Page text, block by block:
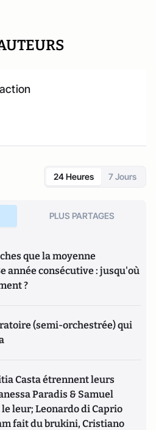
24 Heures 7 Jours
PLUS PARTAGES
que la moyenne
année consécutive : jusqu'où
?
(semi-orchestrée) qui
Casta étrennent leurs
Paradis & Samuel
leur; Leonardo di Caprio
fait du brukini, Cristiano